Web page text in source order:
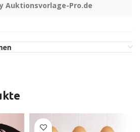
Auktionsvorlage-Pro.de